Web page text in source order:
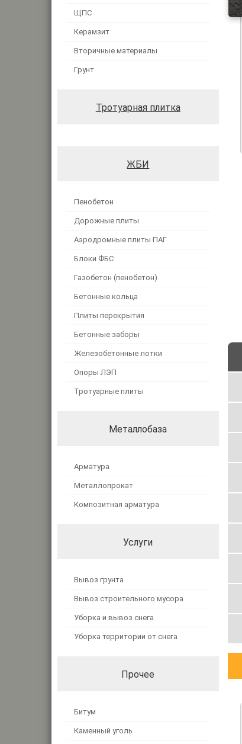
ЩПС
Керамзит
Вторичные материалы
Грунт
Тротуарная плитка
ЖБИ
Пенобетон
Дорожные плиты
Аэродромные плиты ПАГ
Блоки ФБС
Газобетон (пенобетон)
Бетонные кольца
Плиты перекрытия
Бетонные заборы
Железобетонные лотки
Опоры ЛЭП
Тротуарные плиты
Металлобаза
Арматура
Металлопрокат
Композитная арматура
Услуги
Вывоз грунта
Вывоз строительного мусора
Уборка и вывоз снега
Уборка территории от снега
Прочее
Битум
Каменный уголь